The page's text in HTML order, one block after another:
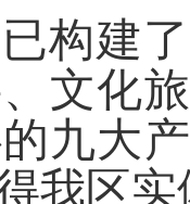
构建
文化
九大
我区